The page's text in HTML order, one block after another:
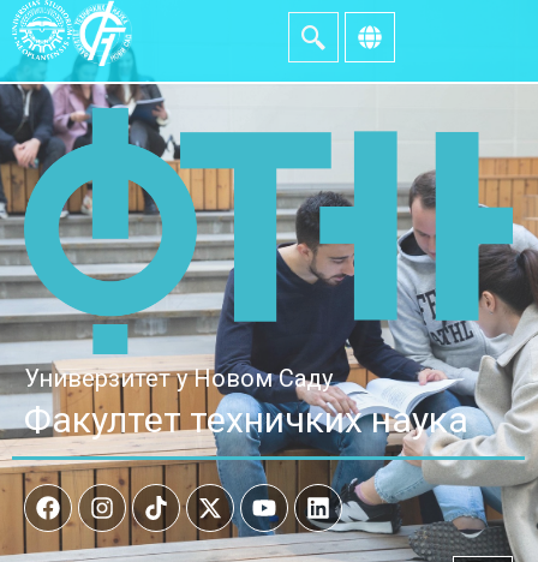
Универзитет у Новом Саду
Факултет техничких наука